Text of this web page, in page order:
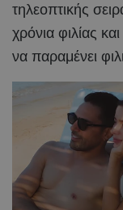
τηλεοπτικής
χρόνια φιλίας
να παραμένει